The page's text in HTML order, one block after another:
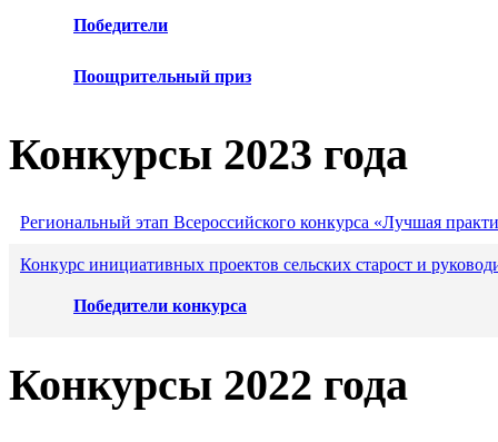
Победители
Поощрительный приз
Конкурсы 2023 года
Региональный этап Всероссийского конкурса «Лучшая
Конкурс инициативных проектов сельских старост и
Победители конкурса
Конкурсы 2022 года